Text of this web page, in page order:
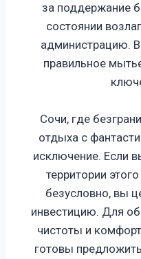
за поддержание
состоянии
администрацию.
правильное
Сочи, где
отдыха с
исключение. Если
территории
безусловно, вы
инвестицию. Для
чистоты и
готовы